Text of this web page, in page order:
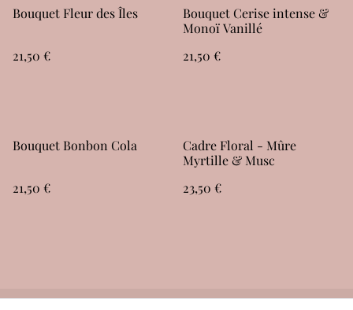
Bouquet Fleur des Îles
21,50 €
Bouquet Cerise intense &
Monoï Vanillé
21,50 €
Bouquet Bonbon Cola
21,50 €
Cadre Floral - Mûre
Myrtille & Musc
23,50 €